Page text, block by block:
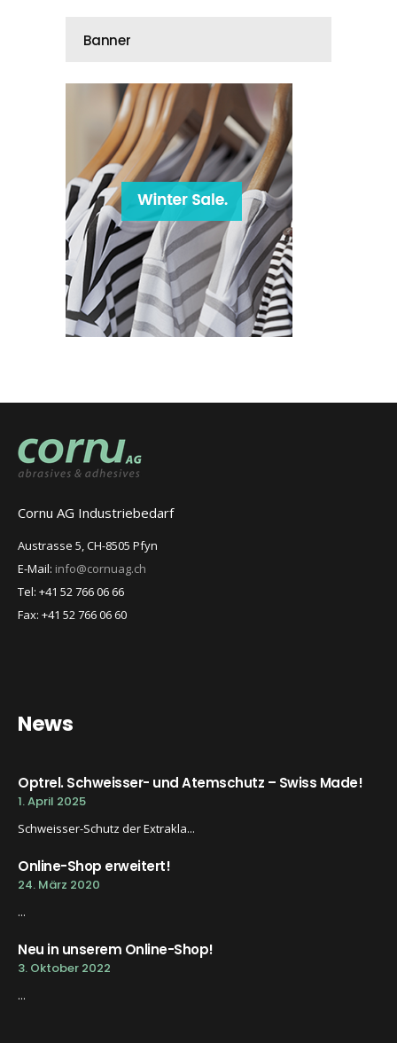
Banner
Cornu AG Industriebedarf
Austrasse 5, CH-8505 Pfyn
E-Mail: info@cornuag.ch
Tel: +41 52 766 06 66
Fax: +41 52 766 06 60
News
Optrel. Schweisser- und Atemschutz – Swiss Made!
1. April 2025
Schweisser-Schutz der Extrakla...
Online-Shop erweitert!
24. März 2020
...
Neu in unserem Online-Shop!
3. Oktober 2022
...